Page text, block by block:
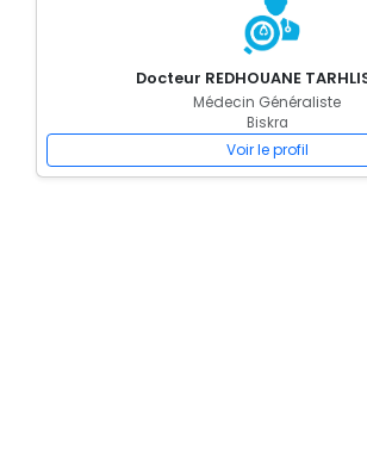
Docteur REDHOUANE
Médecin Généraliste
Biskra
Voir le profil